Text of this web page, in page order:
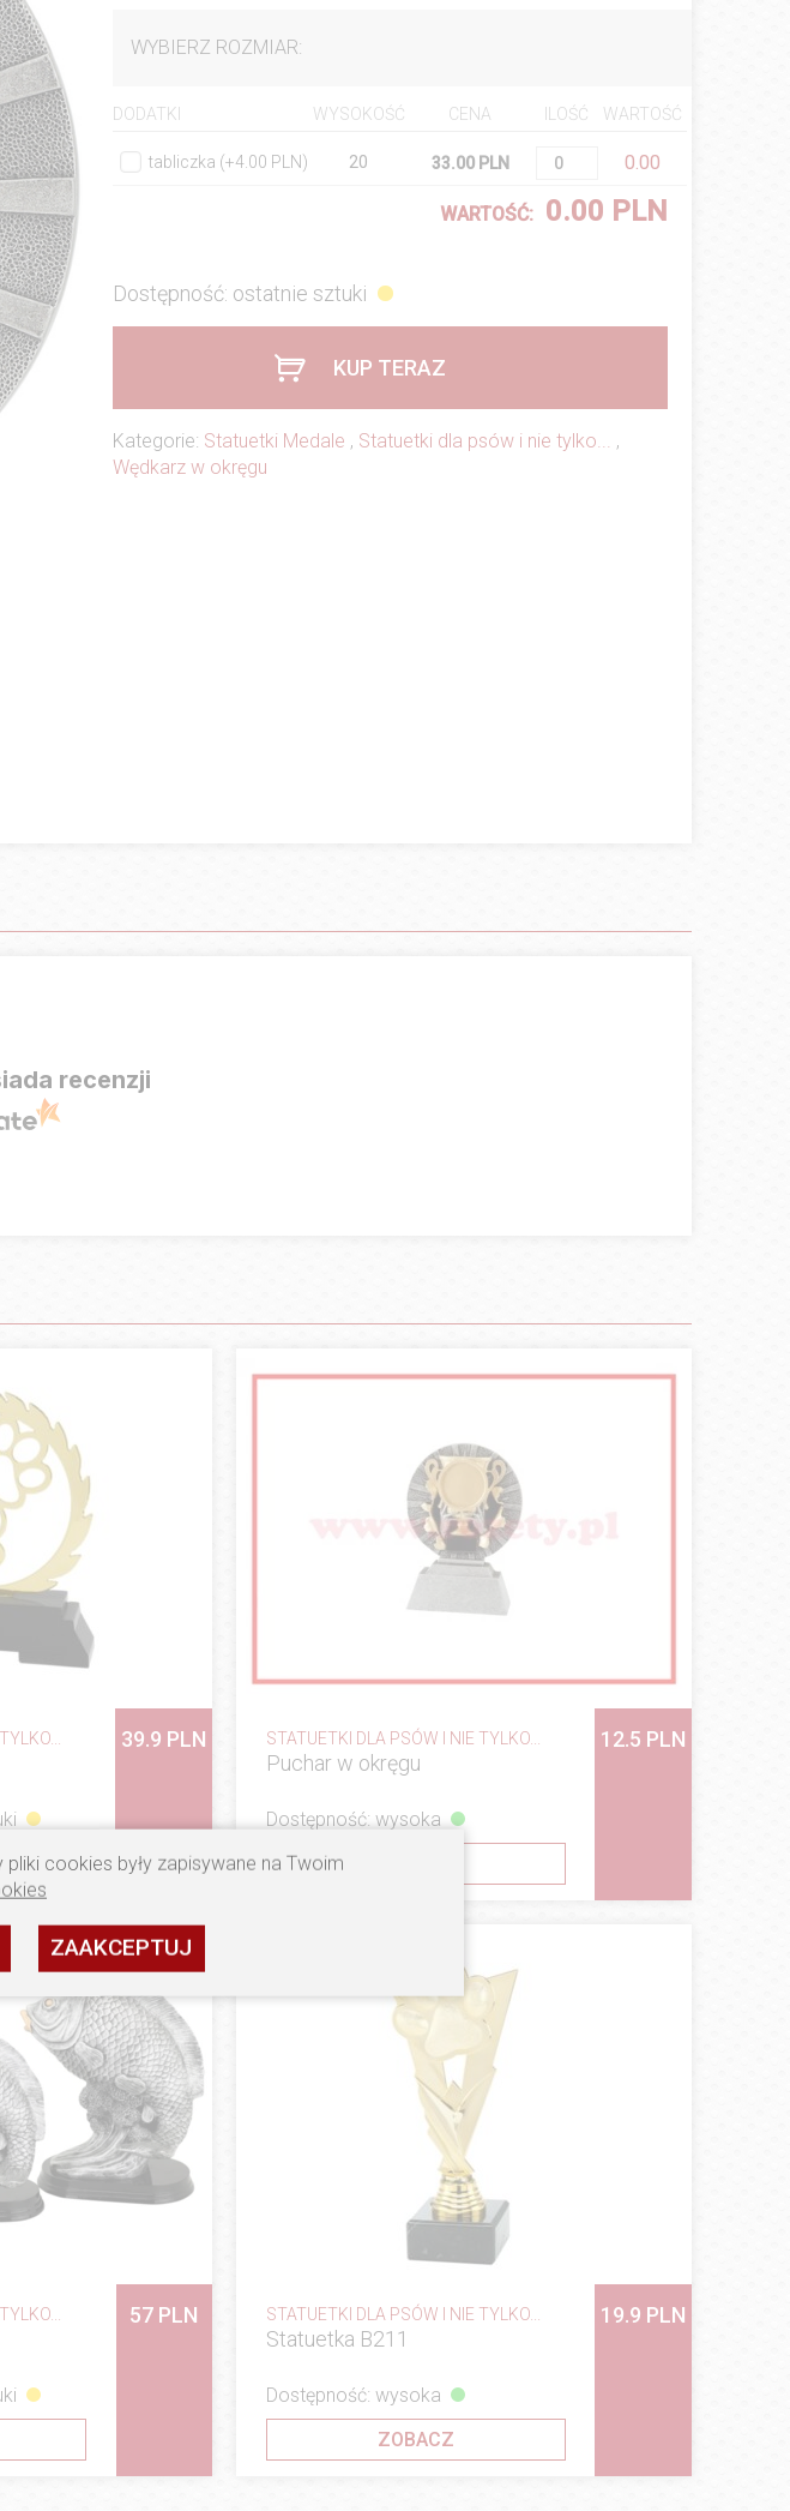
WYBIERZ ROZMIAR:
DODATKI WYSOKOŚĆ CENA ILOŚĆ WARTOŚĆ
tabliczka (+4.00 PLN) 20 33.00 PLN 0.00
WARTOŚĆ: 0.00 PLN
Dostępność: ostatnie sztuki
KUP TERAZ
Kategorie: Statuetki Medale , Statuetki dla psów i nie tylko... ,
Wędkarz w okręgu
recenzji
39.9 PLN STATUETKI DLA PSÓW I NIE TYLKO...
Puchar w okręgu
12.5 PLN
Dostępność: wysoka
57 PLN STATUETKI DLA PSÓW I NIE TYLKO...
Statuetka B211
19.9 PLN
Dostępność: wysoka
ZOBACZ
cookies były zapisywane na Twoim
ZAAKCEPTUJ